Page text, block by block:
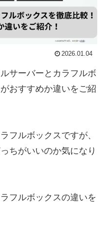
2026.01.04
サーバーとカラフルボ
おすすめか違いをご紹
フルボックスですが、
ちがいいのか気になり
フルボックスの違いを